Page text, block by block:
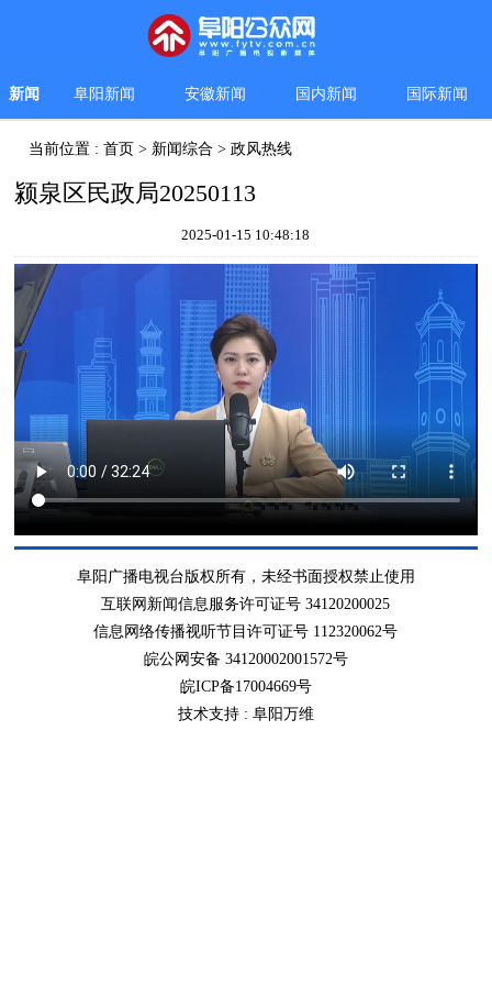
新闻 阜阳新闻 安徽新闻 国内新闻 国际新闻
当前位置 :首页 > 新闻综合 >政风热线
颍泉区民政局20250113
2025-01-15 10:48:18
阜阳广播电视台版权所有，未经书面授权禁止使用
互联网新闻信息服务许可证号 34120200025
信息网络传播视听节目许可证号 112320062号
皖公网安备 34120002001572号
皖ICP备17004669号
技术支持 : 阜阳万维